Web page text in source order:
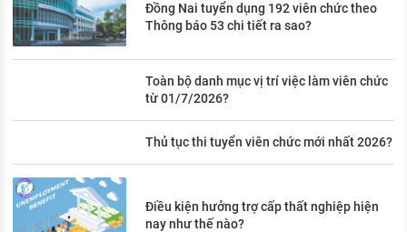
Đồng Nai tuyển dụng 192 viên chức theo
Thông báo 53 chi tiết ra sao?
Toàn bộ danh mục vị trí việc làm viên chức
từ 01/7/2026?
Thủ tục thi tuyển viên chức mới nhất 2026?
Điều kiện hưởng trợ cấp thất nghiệp hiện
nay như thế nào?